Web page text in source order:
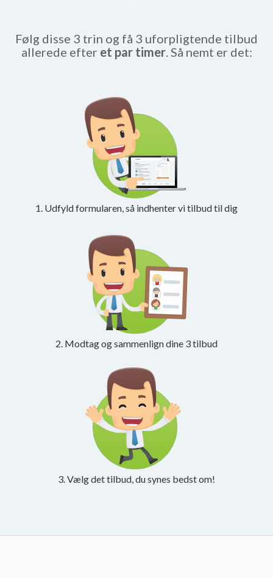
Følg disse 3 trin og få 3 uforpligtende tilbud
allerede efter et par timer. Så nemt er det:
1. Udfyld formularen, så indhenter vi tilbud til dig
2. Modtag og sammenlign dine 3 tilbud
3. Vælg det tilbud, du synes bedst om!